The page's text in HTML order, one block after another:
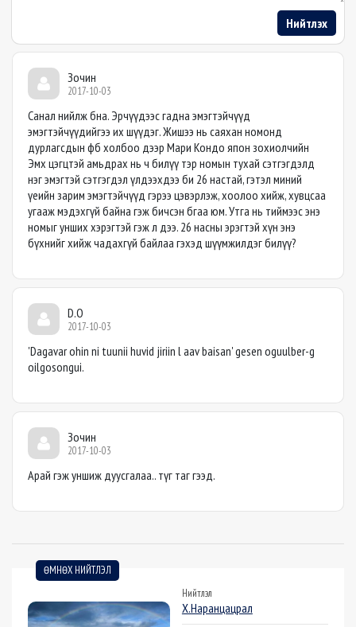
Нийтлэх
Зочин
2017-10-03
Санал нийлж бна. Эрчүүдээс гадна эмэгтэйчүүд
эмэгтэйчүүдийгээ их шүүдэг. Жишээ нь саяхан номонд
дурлагсдын фб холбоо дээр Мари Кондо япон зохиолчийн
Эмх цэгцтэй амьдрах нь ч билүү тэр номын тухай сэтгэгдэлд
нэг эмэгтэй сэтгэгдэл үлдээхдээ би 26 настай, гэтэл миний
үеийн зарим эмэгтэйчүүд гэрээ цэвэрлэж, хоолоо хийж, хувцсаа
угааж мэдэхгүй байна гэж бичсэн бгаа юм. Утга нь тиймээс энэ
номыг унших хэрэгтэй гэж л дээ. 26 насны эрэгтэй хүн энэ
бүхнийг хийж чадахгүй байлаа гэхэд шүүмжилдэг билүү?
D.O
2017-10-03
'Dagavar ohin ni tuunii huvid jiriin l aav baisan' gesen oguulber-g
oilgosongui.
Зочин
2017-10-03
Арай гэж уншиж дуусгалаа.. түг таг гээд.
ӨМНӨХ НИЙТЛЭЛ
Нийтлэл
Х.Наранцацрал